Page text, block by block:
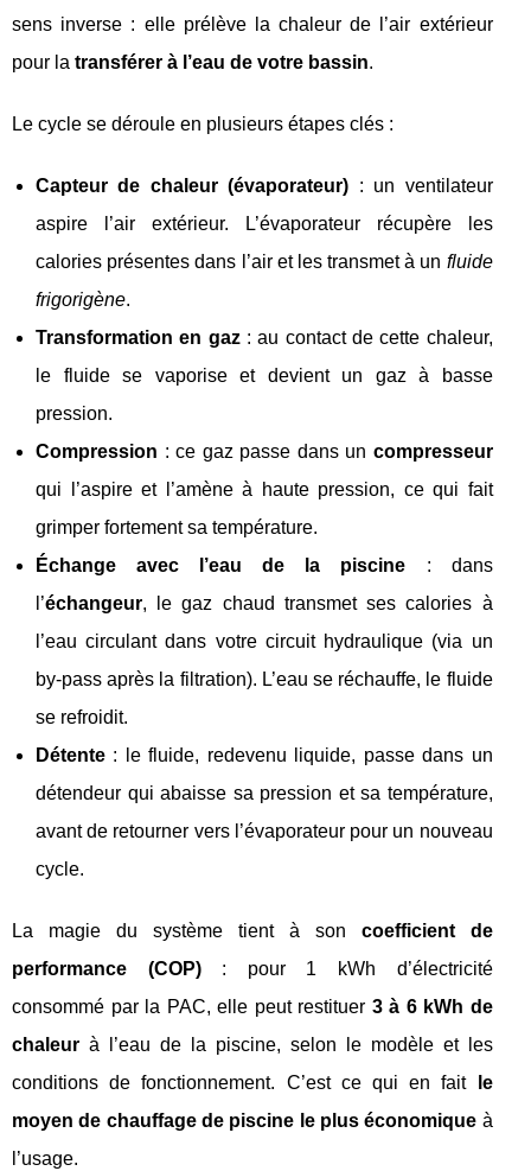
sens inverse : elle prélève la chaleur de l’air extérieur
pour la transférer à l’eau de votre bassin.
Le cycle se déroule en plusieurs étapes clés :
Capteur de chaleur (évaporateur) : un ventilateur
aspire l’air extérieur. L’évaporateur récupère les
calories présentes dans l’air et les transmet à un fluide
frigorigène.
Transformation en gaz: au contact de cette chaleur,
le fluide se vaporise et devient un gaz à basse
pression.
Compression : ce gaz passe dans un compresseur
qui l’aspire et l’amène à haute pression, ce qui fait
grimper fortement sa température.
Échange avec l’eau de la piscine : dans
l’échangeur, le gaz chaud transmet ses calories à
l’eau circulant dans votre circuit hydraulique (via un
by‑pass après la filtration). L’eau se réchauffe, le fluide
se refroidit.
Détente : le fluide, redevenu liquide, passe dans un
détendeur qui abaisse sa pression et sa température,
avant de retourner vers l’évaporateur pour un nouveau
cycle.
La magie du système tient à son coefficient de
performance (COP): pour 1 kWh d’électricité
consommé par la PAC, elle peut restituer 3 à 6 kWh de
chaleur à l’eau de la piscine, selon le modèle et les
conditions de fonctionnement. C’est ce qui en fait
le
moyen de chauffage de piscine le plus économique à
l’usage.